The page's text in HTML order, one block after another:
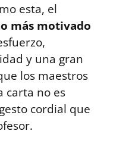
esta, el
más motivado
y una gran
los maestros
carta no es
cordial que